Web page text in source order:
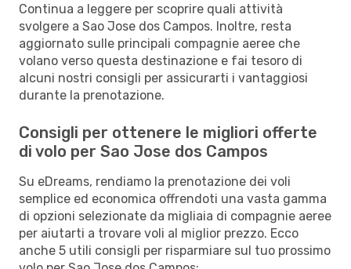
Continua a leggere per scoprire quali attività
svolgere a Sao Jose dos Campos. Inoltre, resta
aggiornato sulle principali compagnie aeree che
volano verso questa destinazione e fai tesoro di
alcuni nostri consigli per assicurarti i vantaggiosi
durante la prenotazione.
Consigli per ottenere le migliori offerte
di volo per Sao Jose dos Campos
Su eDreams, rendiamo la prenotazione dei voli
semplice ed economica offrendoti una vasta gamma
di opzioni selezionate da migliaia di compagnie aeree
per aiutarti a trovare voli al miglior prezzo. Ecco
anche 5 utili consigli per risparmiare sul tuo prossimo